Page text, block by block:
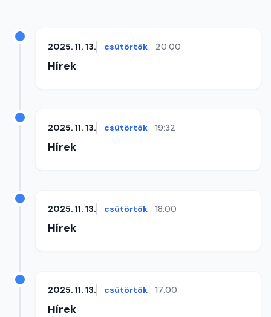
2025. 11. 13. csütörtök 20:00
Hírek
2025. 11. 13. csütörtök 19:32
Hírek
2025. 11. 13. csütörtök 18:00
Hírek
2025. 11. 13. csütörtök 17:00
Hírek